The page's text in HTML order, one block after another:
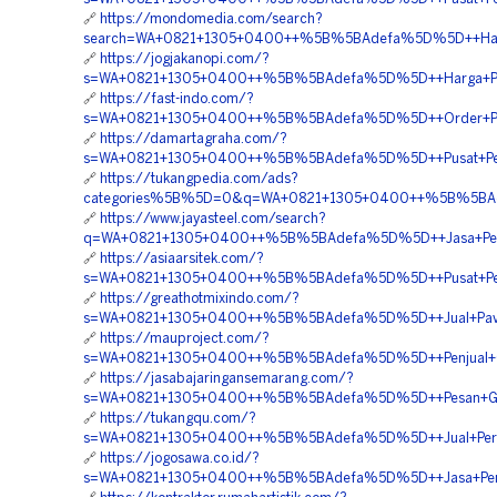
🔗 https://mondomedia.com/search?
🔗 https://jogjakanopi.com/?
🔗 https://fast-indo.com/?
🔗 https://damartagraha.com/?
🔗 https://tukangpedia.com/ads?
🔗 https://www.jayasteel.com/search?
🔗 https://asiaarsitek.com/?
🔗 https://greathotmixindo.com/?
🔗 https://mauproject.com/?
🔗 https://jasabajaringansemarang.com/?
🔗 https://tukangqu.com/?
🔗 https://jogosawa.co.id/?